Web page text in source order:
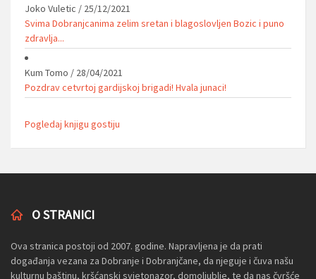
Joko Vuletic / 25/12/2021
Svima Dobranjcanima zelim sretan i blagoslovljen Bozic i puno
zdravlja...
Kum Tomo / 28/04/2021
Pozdrav cetvrtoj gardijskoj brigadi! Hvala junaci!
Pogledaj knjigu gostiju
O STRANICI
Ova stranica postoji od 2007. godine. Napravljena je da prati
događanja vezana za Dobranje i Dobranjčane, da njeguje i čuva našu
kulturnu baštinu, kršćanski svjetonazor, domoljublje, te da nas čvršće